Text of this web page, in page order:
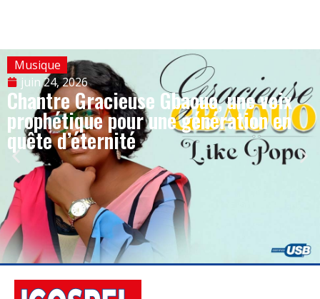
Musique
juin 24, 2026
Chantre Gracieuse Gbaouo, une voix
prophétique pour une génération en
quête d’éternité